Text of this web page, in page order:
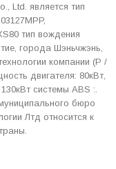
Ltd. является тип
тип вождения
города Шэньчжэнь,
компании (P /
двигателя: 80кВт,
системы ABS :.
бюро
Лтд относится к